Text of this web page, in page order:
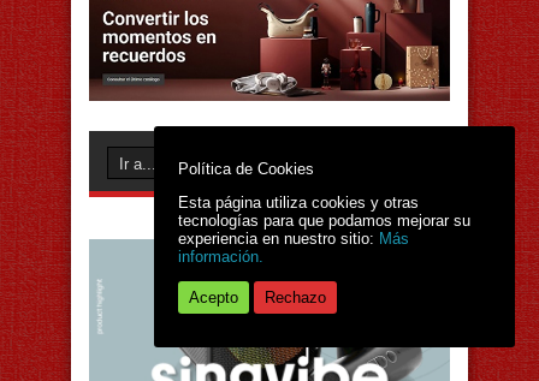
Política de Cookies
Esta página utiliza cookies y otras
tecnologías para que podamos mejorar su
experiencia en nuestro sitio: Más
información.
Acepto Rechazo